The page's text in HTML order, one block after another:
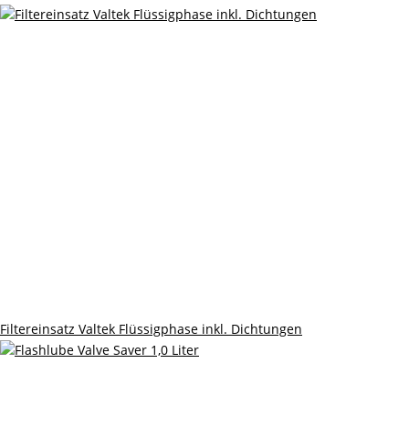
Filtereinsatz Valtek Flüssigphase inkl. Dichtungen